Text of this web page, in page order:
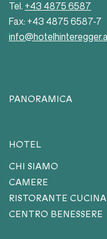
Tel. +43 4875 6587
Fax: +43 4875 6587-7
PANORAMICA
HOTEL
CHI SIAMO
CAMERE
RISTORANTE CUCINA
CENTRO BENESSERE